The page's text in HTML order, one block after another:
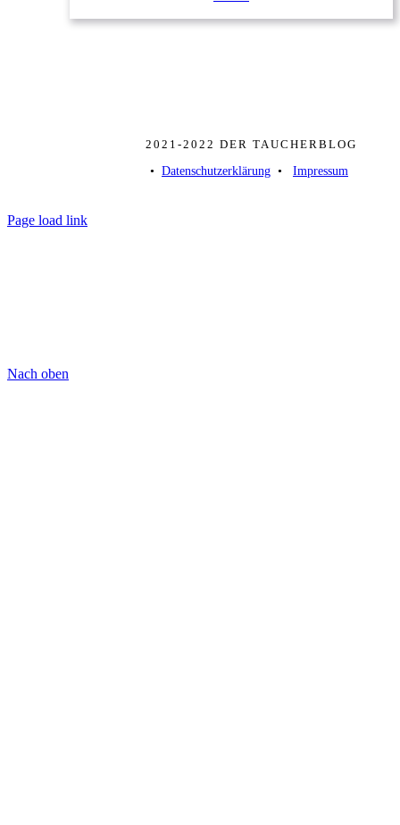
2021-2022 DER TAUCHERBLOG
• ­Datenschutzerklärung ­ • ­Impressum
Page load link
Nach oben